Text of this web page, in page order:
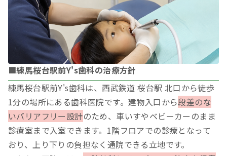
■練馬桜台駅前Y's歯科の治療方針
練馬桜台駅前Y's歯科は、西武鉄道 桜台駅 北口から徒歩
1分の場所にある歯科医院です。建物入口から段差のな
いバリアフリー設計のため、車いすやベビーカーのまま
診療室まで入室できます。1階フロアでの診療となって
おり、上り下りの負担なく通院できる立地です。